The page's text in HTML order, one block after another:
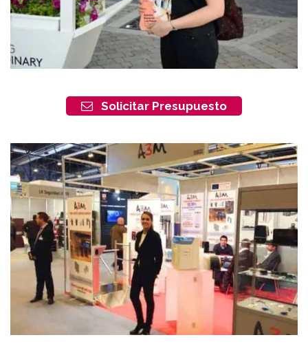
Solicitar Presupuesto